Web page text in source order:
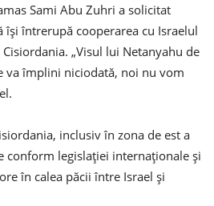
Sami Abu Zuhri a solicitat
îşi întrerupă cooperarea cu Israelul
„Visul lui Netanyahu de
va împlini niciodată, noi nu vom
inclusiv în zona de est a
conform legislaţiei internaţionale şi
în calea păcii între Israel şi